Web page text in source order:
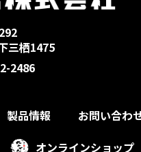
三栖1475
2486
製品情報
お問い合わ
オンラインショップ